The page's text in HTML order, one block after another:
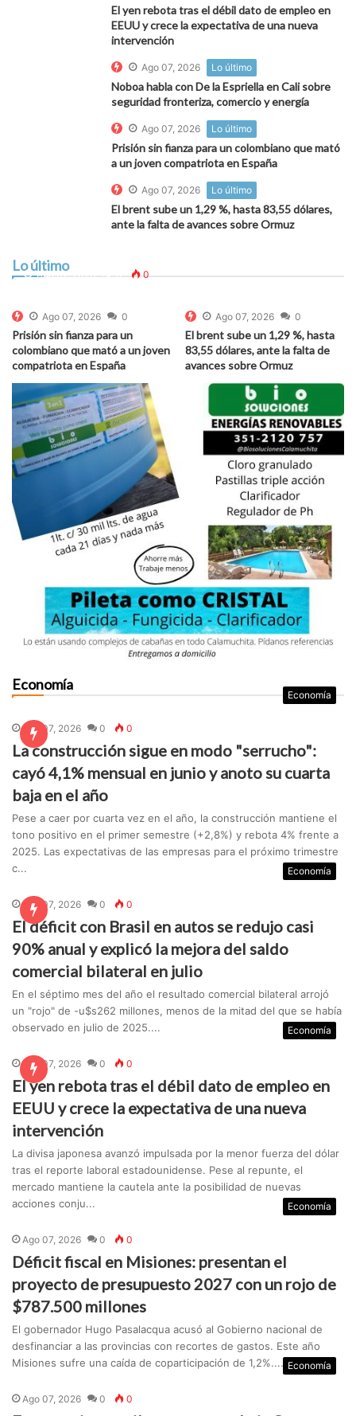
El yen rebota tras el débil dato de empleo en
EEUU y crece la expectativa de una nueva
intervención
Ago 07, 2026 Lo último
Noboa habla con De la Espriella en Cali sobre
seguridad fronteriza, comercio y energía
Ago 07, 2026 Lo último
Prisión sin fianza para un colombiano que mató
a un joven compatriota en España
Ago 07, 2026 Lo último
El brent sube un 1,29 %, hasta 83,55 dólares,
ante la falta de avances sobre Ormuz
Lo último
Ago 07, 2026 0 0
Ago 07, 2026 0
Prisión sin fianza para un
colombiano que mató a un joven
compatriota en España
Ago 07, 2026 0
El brent sube un 1,29 %, hasta
83,55 dólares, ante la falta de
avances sobre Ormuz
Economía
Economía
Ago 07, 2026 0 0
La construcción sigue en modo "serrucho":
cayó 4,1% mensual en junio y anoto su cuarta
baja en el año
Pese a caer por cuarta vez en el año, la construcción mantiene el
tono positivo en el primer semestre (+2,8%) y rebota 4% frente a
2025. Las expectativas de las empresas para el próximo trimestre
c...
Economía
Ago 07, 2026 0 0
El déficit con Brasil en autos se redujo casi
90% anual y explicó la mejora del saldo
comercial bilateral en julio
En el séptimo mes del año el resultado comercial bilateral arrojó
un "rojo" de -u$s262 millones, menos de la mitad del que se había
observado en julio de 2025....
Economía
Ago 07, 2026 0 0
El yen rebota tras el débil dato de empleo en
EEUU y crece la expectativa de una nueva
intervención
La divisa japonesa avanzó impulsada por la menor fuerza del dólar
tras el reporte laboral estadounidense. Pese al repunte, el
mercado mantiene la cautela ante la posibilidad de nuevas
acciones conju...
Economía
Ago 07, 2026 0 0
Déficit fiscal en Misiones: presentan el
proyecto de presupuesto 2027 con un rojo de
$787.500 millones
El gobernador Hugo Pasalacqua acusó al Gobierno nacional de
desfinanciar a las provincias con recortes de gastos. Este año
Misiones sufre una caída de coparticipación de 1,2%.... Economía
Ago 07, 2026 0 0